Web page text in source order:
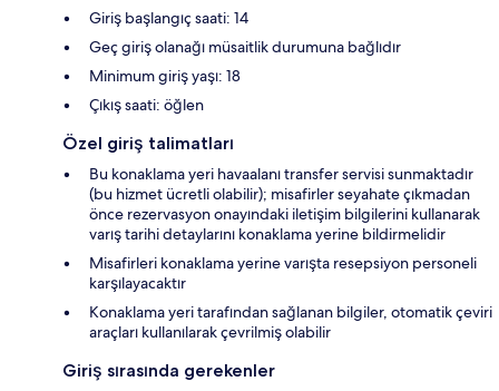
Giriş başlangıç saati: 14
Geç giriş olanağı müsaitlik durumuna bağlıdır
Minimum giriş yaşı: 18
Çıkış saati: öğlen
Özel giriş talimatları
Bu konaklama yeri havaalanı transfer servisi sunmaktadır
(bu hizmet ücretli olabilir); misafirler seyahate çıkmadan
önce rezervasyon onayındaki iletişim bilgilerini kullanarak
varış tarihi detaylarını konaklama yerine bildirmelidir
Misafirleri konaklama yerine varışta resepsiyon personeli
karşılayacaktır
Konaklama yeri tarafından sağlanan bilgiler, otomatik çeviri
araçları kullanılarak çevrilmiş olabilir
Giriş sırasında gerekenler